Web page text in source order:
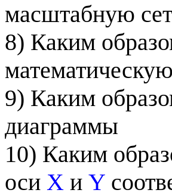
масштабную
8) Каким
9) Каким
диаграммы
10) Каким
оси X и Y